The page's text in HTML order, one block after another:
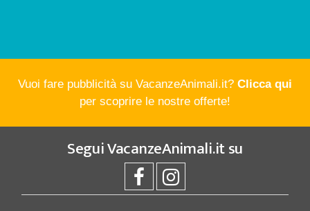
Vuoi fare pubblicità su VacanzeAnimali.it? Clicca qui
per scoprire le nostre offerte!
SeguiVacanzeAnimali.itsu